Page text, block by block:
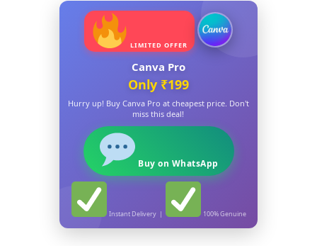
কাছাৰৰ পুৰণি নাম কি আছিল?
A) Hidimba (হিড়িম্ব)
C) Sonitpur (শোণিতপুৰ)
D) Pragjyotishpur (প্ৰাগজ্যোতিষপুৰ)
142. Who composed the state anthem ‘O Mur Apunar
ৰাজ্যিক গীত ‘অ’ মোৰ আপোনাৰ দেশ’ কোনে ৰচনা কৰিছিল?
LIMITED OFFER
Canva Pro
Only ₹199
Hurry up! Buy Canva Pro at cheapest price. Don't
miss this deal!
Buy on WhatsApp
Instant Delivery | 100% Genuine